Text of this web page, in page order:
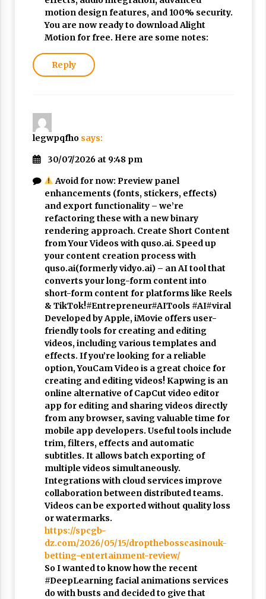
motion design features, and 100% security.
You are now ready to download Alight
Motion for free. Here are some notes:
Reply
legwpqfho says:
30/07/2026 at 9:48 pm
Avoid for now: Preview panel
enhancements (fonts, stickers, effects)
and export functionality – we’re
refactoring these with a new binary
rendering approach. Create Short Content
from Your Videos with quso.ai. Speed up
your content creation process with
quso.ai(formerly vidyo.ai) – an AI tool that
converts your long-form content into
short-form content for platforms like Reels
& TikTok!#Entrepreneur#AITools #AI#viral
Developed by Apple, iMovie offers user-
friendly tools for creating and editing
videos, including various templates and
effects. If you’re looking for a reliable
option, YouCam Video is a great choice for
creating and editing videos! Kapwing is an
online alternative of CapCut video editor
app for editing and sharing videos directly
from any browser, saving valuable time for
mobile app developers. Useful tools include
trim, filters, effects and automatic
subtitles. It allows batch exporting of
multiple videos simultaneously.
Integrations with cloud services improve
collaboration between distributed teams.
Videos can be exported without quality loss
or watermarks.
https://spcgb-
dz.com/2026/05/15/dropthebosscasinouk-
betting-entertainment-review/
So I wanted to know how the recent
#DeepLearning facial animations services
do with busts and decided to give that